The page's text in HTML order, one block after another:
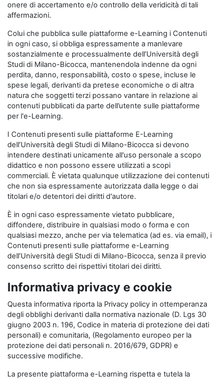
onere di accertamento e/o controllo della veridicità di tali
affermazioni.
Colui che pubblica sulle piattaforme e-Learning i Contenuti
in ogni caso, si obbliga espressamente a manlevare
sostanzialmente e processualmente dell’Università degli
Studi di Milano-Bicocca, mantenendola indenne da ogni
perdita, danno, responsabilità, costo o spese, incluse le
spese legali, derivanti da pretese economiche o di altra
natura che soggetti terzi possano vantare in relazione ai
contenuti pubblicati da parte dell’utente sulle piattaforme
per l'e-Learning.
I Contenuti presenti sulle piattaforme E-Learning
dell’Università degli Studi di Milano-Bicocca si devono
intendere destinati unicamente all'uso personale a scopo
didattico e non possono essere utilizzati a scopi
commerciali. È vietata qualunque utilizzazione dei contenuti
che non sia espressamente autorizzata dalla legge o dai
titolari e/o detentori dei diritti d'autore.
È in ogni caso espressamente vietato pubblicare,
diffondere, distribuire in qualsiasi modo o forma e con
qualsiasi mezzo, anche per via telematica (ad es. via email), i
Contenuti presenti sulle piattaforme e-Learning
dell’Università degli Studi di Milano-Bicocca, senza il previo
consenso scritto dei rispettivi titolari dei diritti.
Informativa privacy e cookie
Questa informativa riporta la Privacy policy in ottemperanza
degli obblighi derivanti dalla normativa nazionale (D. Lgs 30
giugno 2003 n. 196, Codice in materia di protezione dei dati
personali) e comunitaria, (Regolamento europeo per la
protezione dei dati personali n. 2016/679, GDPR) e
successive modifiche.
La presente piattaforma e-Learning rispetta e tutela la